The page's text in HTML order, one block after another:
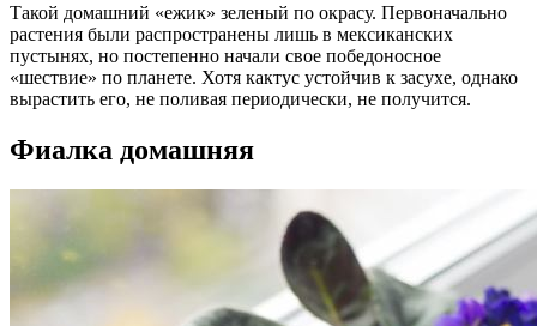
Такой домашний «ежик» зеленый по окрасу. Первоначально
растения были распространены лишь в мексиканских
пустынях, но постепенно начали свое победоносное
«шествие» по планете. Хотя кактус устойчив к засухе, однако
вырастить его, не поливая периодически, не получится.
Фиалка домашняя